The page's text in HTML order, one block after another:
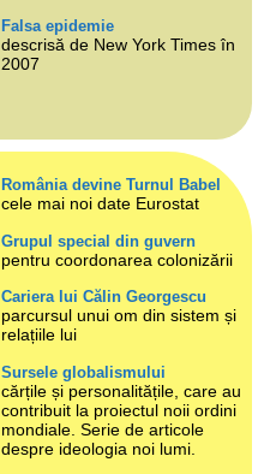
Falsa epidemie
descrisă de New York Times în
2007
România devine Turnul Babel
cele mai noi date Eurostat
Grupul special din guvern
pentru coordonarea colonizării
Cariera lui Călin Georgescu
parcursul unui om din sistem și
relațiile lui
Sursele globalismului
cărțile și personalitățile, care au
contribuit la proiectul noii ordini
mondiale. Serie de articole
despre ideologia noi lumi.